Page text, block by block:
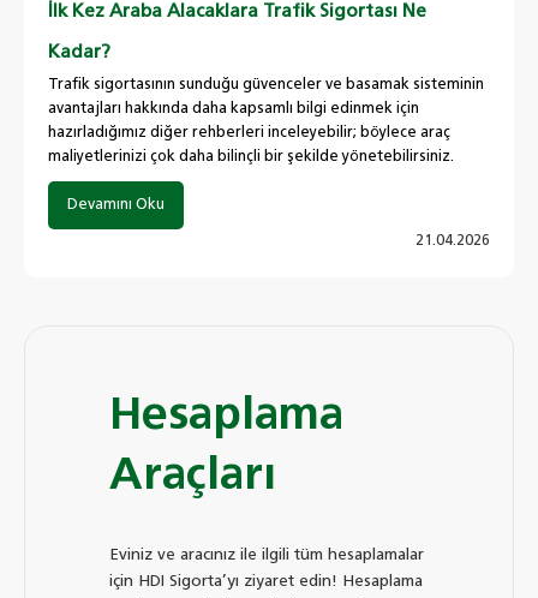
İlk Kez Araba Alacaklara Trafik Sigortası Ne
Kadar?
Trafik sigortasının sunduğu güvenceler ve basamak sisteminin
avantajları hakkında daha kapsamlı bilgi edinmek için
hazırladığımız diğer rehberleri inceleyebilir; böylece araç
maliyetlerinizi çok daha bilinçli bir şekilde yönetebilirsiniz.
Devamını Oku
21.04.2026
Hesaplama
Araçları
Eviniz ve aracınız ile ilgili tüm hesaplamalar
için HDI Sigorta’yı ziyaret edin! Hesaplama